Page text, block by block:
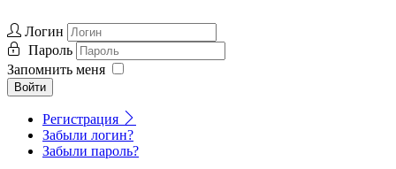
Логин
Пароль
Запомнить меня
Войти
Регистрация
Забыли логин?
Забыли пароль?